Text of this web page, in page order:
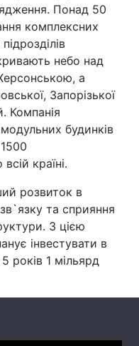
Понад 50
комплексних
небо над
а
Запорізької
Компанія
будинків
країні.
розвиток в
та сприяння
З цією
інвестувати в
років 1 мільярд